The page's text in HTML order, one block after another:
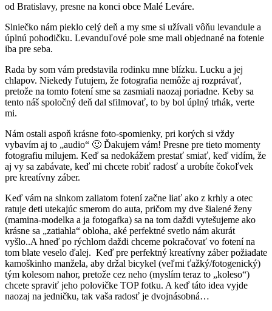
od Bratislavy, presne na konci obce Malé Leváre.
Slniečko nám pieklo celý deň a my sme si užívali vôňu levandule a
úplnú pohodičku. Levanduľové pole sme mali objednané na fotenie
iba pre seba.
Rada by som vám predstavila rodinku mne blízku. Lucku a jej
chlapov. Niekedy ľutujem, že fotografia nemôže aj rozprávať,
pretože na tomto fotení sme sa zasmiali naozaj poriadne. Keby sa
tento náš spoločný deň dal sfilmovať, to by bol úplný trhák, verte
mi.
Nám ostali aspoň krásne foto-spomienky, pri korých si vždy
vybavím aj to „audio“ 🙂 Ďakujem vám! Presne pre tieto momenty
fotografiu milujem. Keď sa nedokážem prestať smiať, keď vidím, že
aj vy sa zabávate, keď mi chcete robiť radosť a urobíte čokoľvek
pre kreatívny záber.
Keď vám na slnkom zaliatom fotení začne liať ako z krhly a otec
ratuje deti utekajúc smerom do auta, pričom my dve šialené ženy
(mamina-modelka a ja fotogafka) sa na tom daždi vytešujeme ako
krásne sa „zatiahla“ obloha, aké perfektné svetlo nám akurát
vyšlo..A hneď po rýchlom daždi chceme pokračovať vo fotení na
tom blate veselo ďalej. Keď pre perfektný kreatívny záber požiadate
kamoškinho manžela, aby držal bicykel (veľmi ťažký/fotogenický)
tým kolesom nahor, pretože cez neho (myslím teraz to „koleso“)
chcete spraviť jeho polovičke TOP fotku. A keď táto idea vyjde
naozaj na jedničku, tak vaša radosť je dvojnásobná…